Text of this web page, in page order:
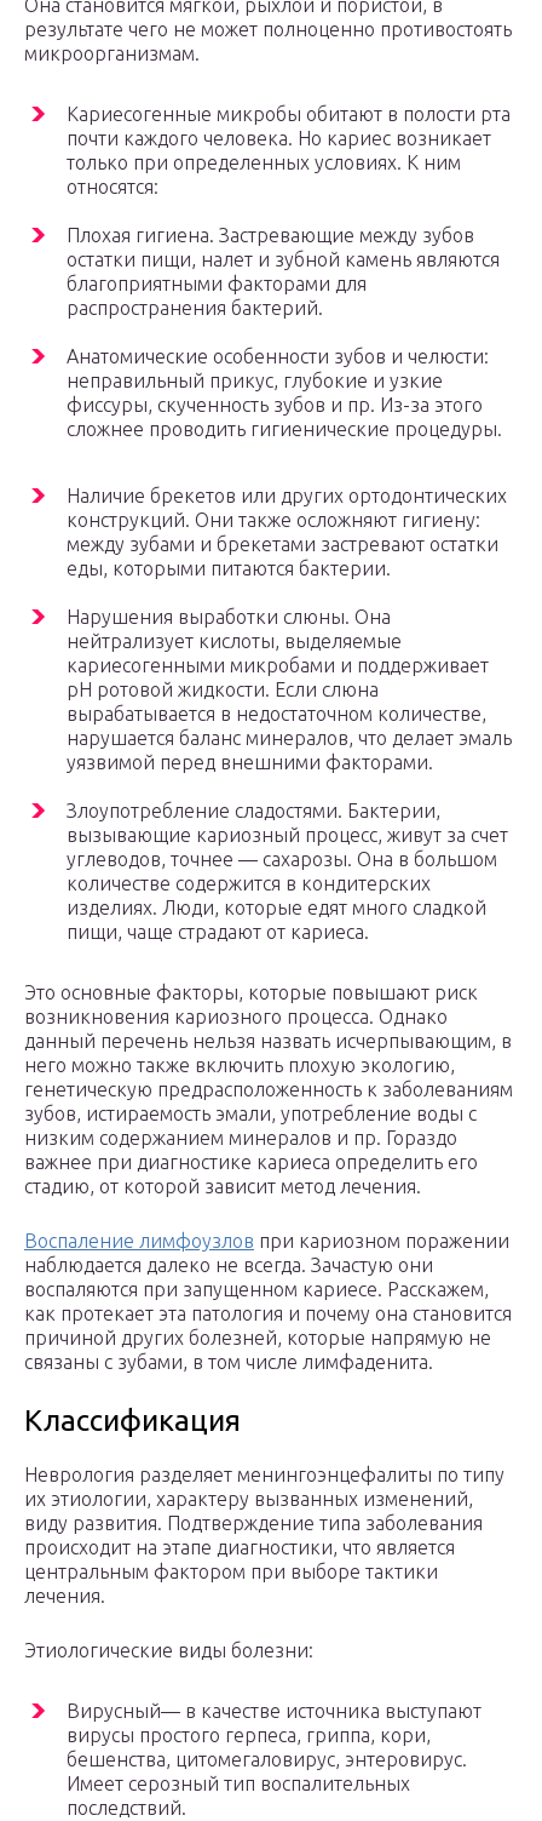
Она становится мягкой, рыхлой и пористой, в
результате чего не может полноценно противостоять
микроорганизмам.
Кариесогенные микробы обитают в полости рта
почти каждого человека. Но кариес возникает
только при определенных условиях. К ним
относятся:
Плохая гигиена. Застревающие между зубов
остатки пищи, налет и зубной камень являются
благоприятными факторами для
распространения бактерий.
Анатомические особенности зубов и челюсти:
неправильный прикус, глубокие и узкие
фиссуры, скученность зубов и пр. Из-за этого
сложнее проводить гигиенические процедуры.
Наличие брекетов или других ортодонтических
конструкций. Они также осложняют гигиену:
между зубами и брекетами застревают остатки
еды, которыми питаются бактерии.
Нарушения выработки слюны. Она
нейтрализует кислоты, выделяемые
кариесогенными микробами и поддерживает
pH ротовой жидкости. Если слюна
вырабатывается в недостаточном количестве,
нарушается баланс минералов, что делает эмаль
уязвимой перед внешними факторами.
Злоупотребление сладостями. Бактерии,
вызывающие кариозный процесс, живут за счет
углеводов, точнее — сахарозы. Она в большом
количестве содержится в кондитерских
изделиях. Люди, которые едят много сладкой
пищи, чаще страдают от кариеса.
Это основные факторы, которые повышают риск
возникновения кариозного процесса. Однако
данный перечень нельзя назвать исчерпывающим, в
него можно также включить плохую экологию,
генетическую предрасположенность к заболеваниям
зубов, истираемость эмали, употребление воды с
низким содержанием минералов и пр. Гораздо
важнее при диагностике кариеса определить его
стадию, от которой зависит метод лечения.
Воспаление лимфоузлов при кариозном поражении
наблюдается далеко не всегда. Зачастую они
воспаляются при запущенном кариесе. Расскажем,
как протекает эта патология и почему она становится
причиной других болезней, которые напрямую не
связаны с зубами, в том числе лимфаденита.
Классификация
Неврология разделяет менингоэнцефалиты по типу
их этиологии, характеру вызванных изменений,
виду развития. Подтверждение типа заболевания
происходит на этапе диагностики, что является
центральным фактором при выборе тактики
лечения.
Этиологические виды болезни:
Вирусный— в качестве источника выступают
вирусы простого герпеса, гриппа, кори,
бешенства, цитомегаловирус, энтеровирус.
Имеет серозный тип воспалительных
последствий.